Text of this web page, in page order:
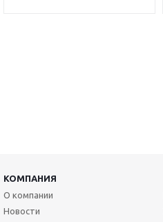
КОМПАНИЯ
О компании
Новости